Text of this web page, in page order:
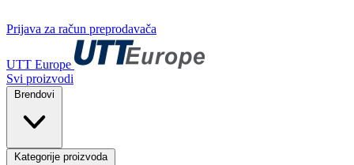
Prijava za račun preprodavača
UTT Europe
Svi proizvodi
Brendovi
Kategorije proizvoda